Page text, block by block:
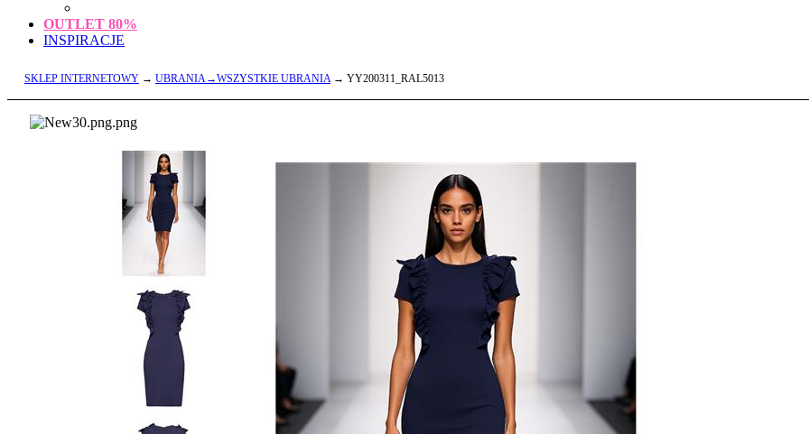
OUTLET 80%
INSPIRACJE
SKLEP INTERNETOWY → UBRANIA→WSZYSTKIE UBRANIA→ YY200311_RAL5013